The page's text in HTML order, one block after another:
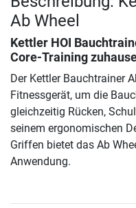
Ab Wheel
Kettler HOI
Core-Training
Der Kettler Bauchtrainer
Fitnessgerät, um die
gleichzeitig Rücken,
seinem ergonomischen
Griffen bietet das Ab
Anwendung.